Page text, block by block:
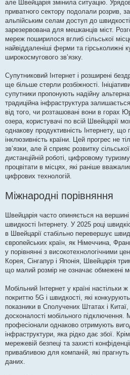
але Швейцарія змінила ситуацію. Урядові
приватного сектору подолали розрив,
альпійським селам доступ до
зарезервована для мешканців міст.
мереж поширилося вглиб сільської
найвіддаленіші ферми та гірськолижні
широкосмугового зв’язку.
Супутниковий Інтернет і розширені
ще більше стерли розбіжності.
супутники пропонують надійну
традиційна інфраструктура
від того, чи розташовані вони в горах
озера, користувачі по всій Швейцарії
однакову продуктивність Інтернету,
інклюзивність країни. Цей прогрес не
зв’язки, але й сприяє розвитку
дистанційній роботі, цифровому
процвітати в місцях, які раніше
цифрових технологій.
Міжнародні порівняння
Швейцарія часто опиняється на
швидкості Інтернету. У 2025 році
в Швейцарії стабільно перевершує
європейських країн, як Німеччина,
у порівнянні з високотехнологічними
Корея, Сінгапур і Японія, Швейцарія
що малий розмір не означає обмежені
Мобільний Інтернет у країні настільки
покриттю 5G і швидкості, які
показники в Сполучених Штатах і
досконалості мобільного підключення.
професіонали однаково отримують
інфраструктури, яка рідко дає збої.
мережевій безпеці та захисті
привабливою для компаній, які прагнуть
даних.